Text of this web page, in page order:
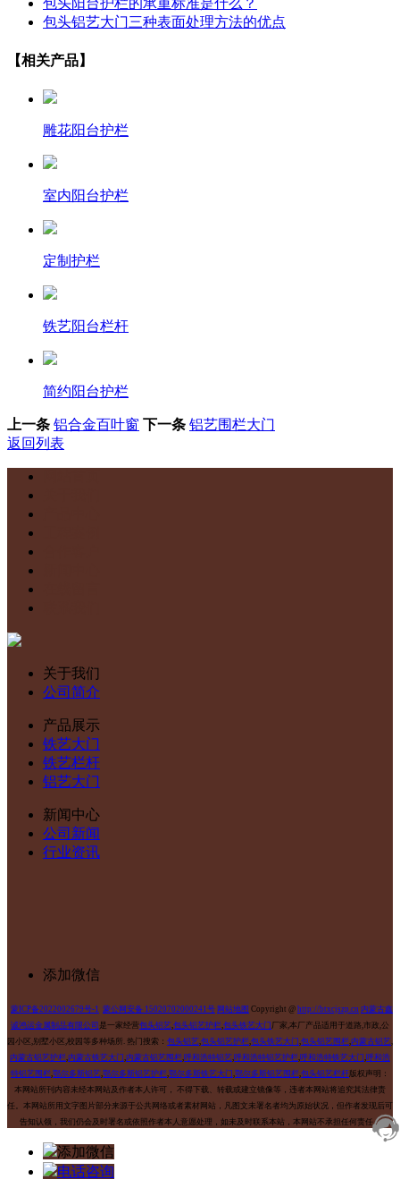
包头阳台护栏的承重标准是什么？
包头铝艺大门三种表面处理方法的优点
【相关产品】
雕花阳台护栏
室内阳台护栏
定制护栏
铁艺阳台栏杆
简约阳台护栏
上一条 铝合金百叶窗 下一条 铝艺围栏大门
返回列表
关于我们
公司简介
产品展示
铁艺大门
铁艺栏杆
铝艺大门
新闻中心
公司新闻
行业资讯
添加微信
蒙ICP备2022002679号-1 蒙公网安备 15020702000241号 网站地图 Copyright @ http://btxcjszp.cn 内蒙古鑫
诚鸿运金属制品有限公司 是一家经营包头铝艺 包头铝艺护栏 包头铁艺大门 厂家,本厂产品适用于道路,市政,公
园小区,别墅小区,校园等多种场所. 热门搜索： 包头铝艺 包头铝艺护栏 包头铁艺大门 包头铝艺围栏 内蒙古铝艺
内蒙古铝艺护栏 内蒙古铁艺大门 内蒙古铝艺围栏 呼和浩特铝艺 呼和浩特铝艺护栏 呼和浩特铁艺大门 呼和浩
特铝艺围栏 鄂尔多斯铝艺 鄂尔多斯铝艺护栏 鄂尔多斯铁艺大门 鄂尔多斯铝艺围栏 包头铝艺栏杆版权声明：
本网站所刊内容未经本网站及作者本人许可， 不得下载、转载或建立镜像等，违者本网站将追究其法律责
任。本网站所用文字图片部分来源于公共网络或者素材网站，凡图文未署名者均为原始状况，但作者发现后可
告知认领，我们仍会及时署名或依照作者本人意愿处理，如未及时联系本站，本网站不承担任何责任。
添加微信
电话咨询